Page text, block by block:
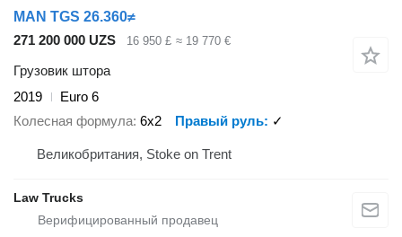
MAN TGS 26.360≠
271 200 000 UZS
16 950 £ ≈ 19 770 €
Грузовик штора
2019
Euro 6
Колесная формула 6x2 Правый руль ✓
Великобритания, Stoke on Trent
Law Trucks